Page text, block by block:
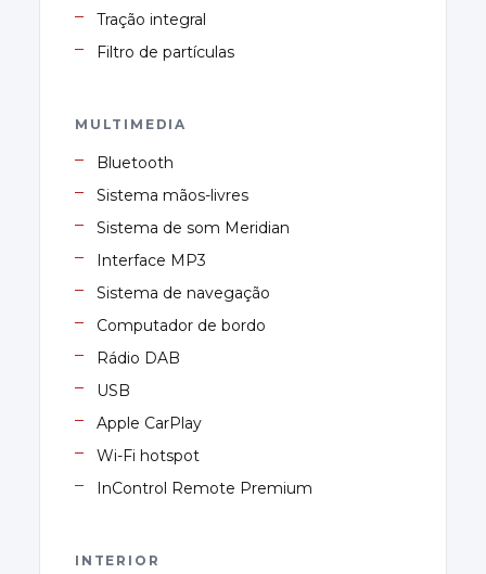
Tração integral
Filtro de partículas
MULTIMEDIA
Bluetooth
Sistema mãos-livres
Sistema de som Meridian
Interface MP3
Sistema de navegação
Computador de bordo
Rádio DAB
USB
Apple CarPlay
Wi-Fi hotspot
InControl Remote Premium
INTERIOR